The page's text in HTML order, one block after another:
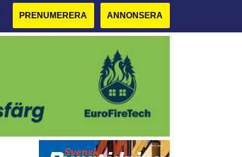
PRENUMERERA ANNONSERA